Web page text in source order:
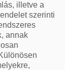
illetve a
szerinti
annak